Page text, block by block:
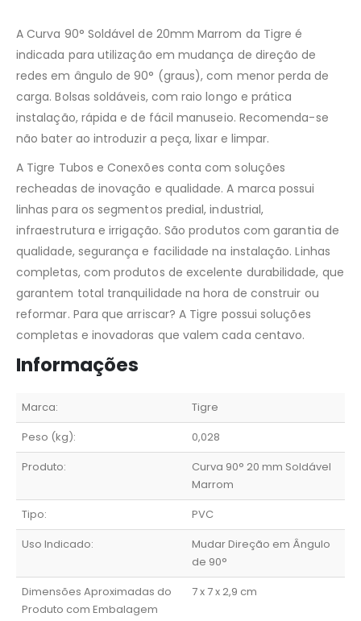
A Curva 90° Soldável de 20mm Marrom da Tigre é
indicada para utilização em mudança de direção de
redes em ângulo de 90° (graus), com menor perda de
carga. Bolsas soldáveis, com raio longo e prática
instalação, rápida e de fácil manuseio. Recomenda-se
não bater ao introduzir a peça, lixar e limpar.
A Tigre Tubos e Conexões conta com soluções
recheadas de inovação e qualidade. A marca possui
linhas para os segmentos predial, industrial,
infraestrutura e irrigação. São produtos com garantia de
qualidade, segurança e facilidade na instalação. Linhas
completas, com produtos de excelente durabilidade, que
garantem total tranquilidade na hora de construir ou
reformar. Para que arriscar? A Tigre possui soluções
completas e inovadoras que valem cada centavo.
Informações
Marca:
Tigre
Peso (kg):
0,028
Produto:
Curva 90° 20 mm Soldável
Marrom
Tipo:
PVC
Uso Indicado:
Mudar Direção em Ângulo
de 90°
Dimensões Aproximadas do
Produto com Embalagem
7 x 7 x 2,9 cm